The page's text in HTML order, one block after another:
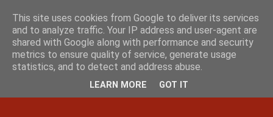
This site uses cookies from Google to deliver its services
and to analyze traffic. Your IP address and user-agent are
shared with Google along with performance and security
metrics to ensure quality of service, generate usage
statistics, and to detect and address abuse.
LEARN MORE GOT IT